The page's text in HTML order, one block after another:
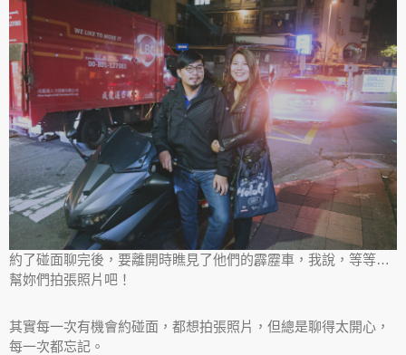
約了碰面聊完後，要離開時瞧見了他們的霹靂車，我說，等等…
幫妳們拍張照片吧！
其實每一次有機會約碰面，都想拍張照片，但總是聊得太開心，
每一次都忘記。